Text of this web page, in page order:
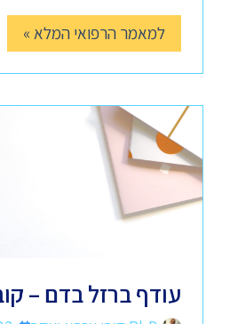
למאמר הרפואי המלא »
עודף ברזל בדם –